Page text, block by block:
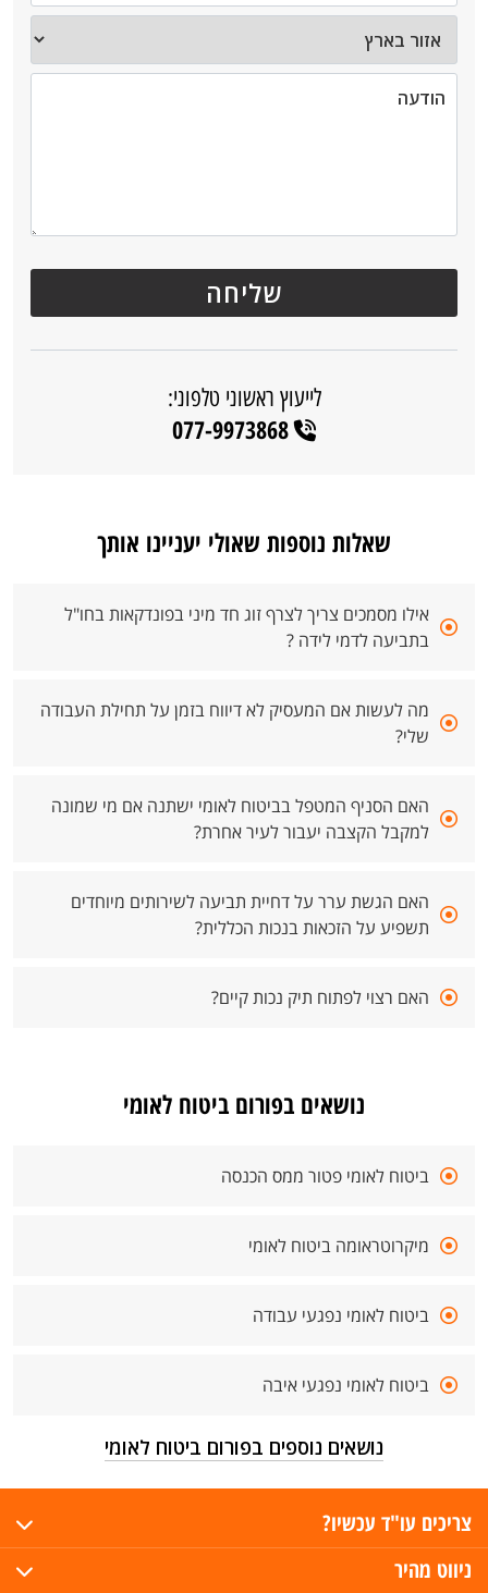
לייעוץ ראשוני טלפוני:
077-9973868
שאלות נוספות שאולי יעניינו אותך
אילו מסמכים צריך לצרף זוג חד מיני בפונדקאות בחו"ל
בתביעה לדמי לידה ?
מה לעשות אם המעסיק לא דיווח בזמן על תחילת העבודה
שלי?
האם הסניף המטפל בביטוח לאומי ישתנה אם מי שמונה
למקבל הקצבה יעבור לעיר אחרת?
האם הגשת ערר על דחיית תביעה לשירותים מיוחדים
תשפיע על הזכאות בנכות הכללית?
האם רצוי לפתוח תיק נכות קיים?
נושאים בפורום ביטוח לאומי
ביטוח לאומי פטור ממס הכנסה
מיקרוטראומה ביטוח לאומי
ביטוח לאומי נפגעי עבודה
ביטוח לאומי נפגעי איבה
נושאים נוספים בפורום ביטוח לאומי
צריכים עו"ד עכשיו?
ניווט מהיר